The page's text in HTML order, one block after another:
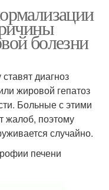
болезни
диагноз
жировой гепатоз
Больные с этими
жалоб, поэтому
случайно.
печени